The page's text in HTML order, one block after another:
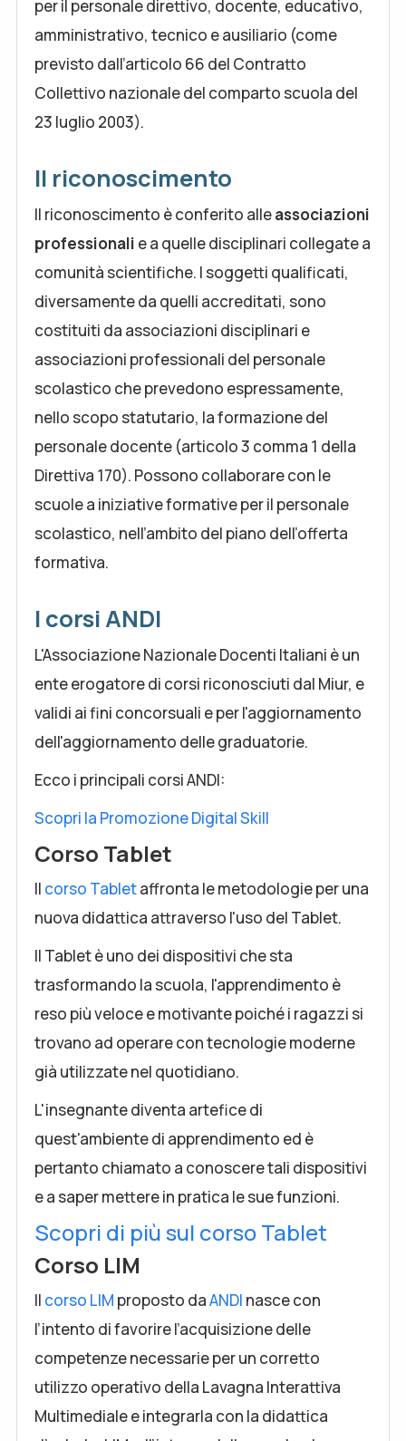
per il personale direttivo, docente, educativo,
amministrativo, tecnico e ausiliario (come
previsto dall’articolo 66 del Contratto
Collettivo nazionale del comparto scuola del
23 luglio 2003).
Il riconoscimento
Il riconoscimento è conferito alleassociazioni
professionali e a quelle disciplinari collegate a
comunità scientifiche. I soggetti qualificati,
diversamente da quelli accreditati, sono
costituiti da associazioni disciplinari e
associazioni professionali del personale
scolastico che prevedono espressamente,
nello scopo statutario, la formazione del
personale docente (articolo 3 comma 1 della
Direttiva 170). Possono collaborare con le
scuole a iniziative formative per il personale
scolastico, nell’ambito del piano dell’offerta
formativa.
I corsi ANDI
L'Associazione Nazionale Docenti Italiani è un
ente erogatore di corsi riconosciuti dal Miur, e
validi ai fini concorsuali e per l'aggiornamento
dell'aggiornamento delle graduatorie.
Ecco i principali corsi ANDI:
Scopri la Promozione Digital Skill
Corso Tablet
Il corso Tabletaffronta le metodologie per una
nuova didattica attraverso l'uso del Tablet.
Il Tablet è uno dei dispositivi che sta
trasformando la scuola, l'apprendimento è
reso più veloce e motivante poiché i ragazzi si
trovano ad operare con tecnologie moderne
già utilizzate nel quotidiano.
L'insegnante diventa artefice di
quest'ambiente di apprendimento ed è
pertanto chiamato a conoscere tali dispositivi
e a saper mettere in pratica le sue funzioni.
Scopri di più sul corso Tablet
Corso LIM
Il corso LIM proposto daANDI nasce con
l’intento di favorire l’acquisizione delle
competenze necessarie per un corretto
utilizzo operativo della Lavagna Interattiva
Multimediale e integrarla con la didattica